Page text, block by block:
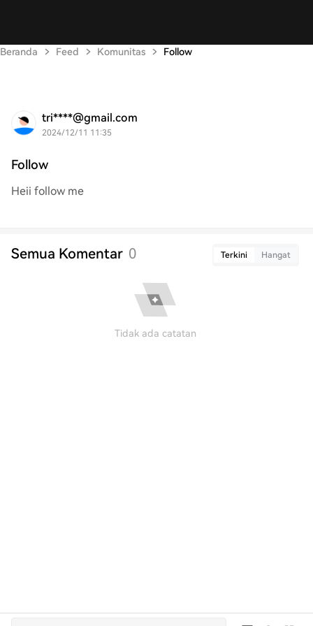
Beranda Feed Komunitas Follow
tri****@gmail.com
2024/12/11 11:35
Follow
Heii follow me
Semua Komentar 0 Terkini Hangat
Tidak ada catatan